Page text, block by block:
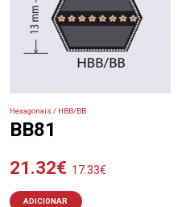
Hexagonais / HBB/BB
BB81
21.32€ 17.33€
ADICIONAR